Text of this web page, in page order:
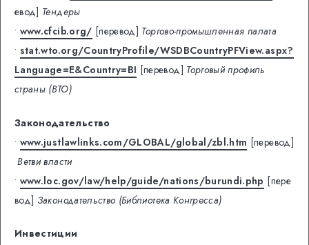
евод] Тендеры
• www.cfcib.org/ [перевод] Торгово-промышленная палата
• stat.wto.org/CountryProfile/WSDBCountryPFView.aspx?
Language=E&Country=BI [перевод] Торговый профиль
страны (ВТО)
Законодательство
• www.justlawlinks.com/GLOBAL/global/zbl.htm [перевод]
Ветви власти
• www.loc.gov/law/help/guide/nations/burundi.php [пере
вод] Законодательство (Библиотека Конгресса)
Инвестиции